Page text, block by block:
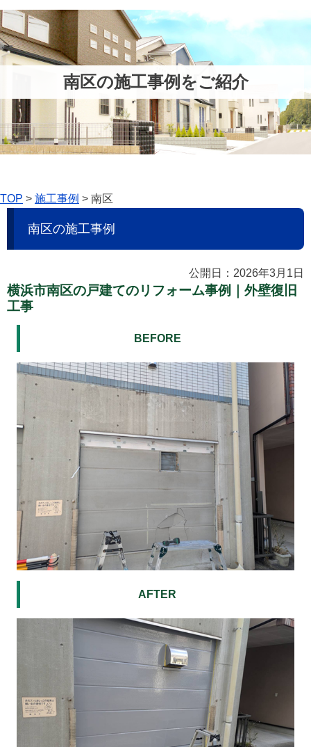
南区の施工事例をご紹介
TOP > 施工事例 > 南区
南区の施工事例
公開日：2026年3月1日
横浜市南区の戸建てのリフォーム事例｜外壁復旧
工事
BEFORE
AFTER